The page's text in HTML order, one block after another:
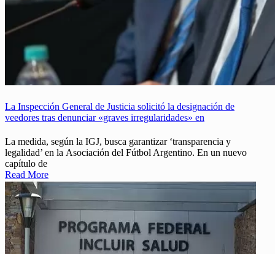
La Inspección General de Justicia solicitó la designación de
veedores tras denunciar «graves irregularidades» en
La medida, según la IGJ, busca garantizar ‘transparencia y
legalidad’ en la Asociación del Fútbol Argentino. En un nuevo
capítulo de
Read More